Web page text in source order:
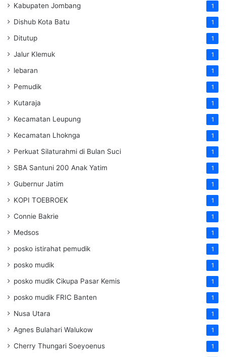
Kabupaten Jombang 1
Dishub Kota Batu 1
Ditutup 1
Jalur Klemuk 1
lebaran 1
Pemudik 1
Kutaraja 1
Kecamatan Leupung 1
Kecamatan Lhoknga 1
Perkuat Silaturahmi di Bulan Suci 1
SBA Santuni 200 Anak Yatim 1
Gubernur Jatim 1
KOPI TOEBROEK 1
Connie Bakrie 1
Medsos 1
posko istirahat pemudik 1
posko mudik 1
posko mudik Cikupa Pasar Kemis 1
posko mudik FRIC Banten 1
Nusa Utara 1
Agnes Bulahari Walukow 1
Cherry Thungari Soeyoenus 1